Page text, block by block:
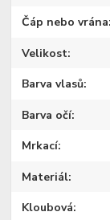
Čáp nebo vrána
Velikost
Barva vlasů
Barva očí
Mrkací
Materiál
Kloubová